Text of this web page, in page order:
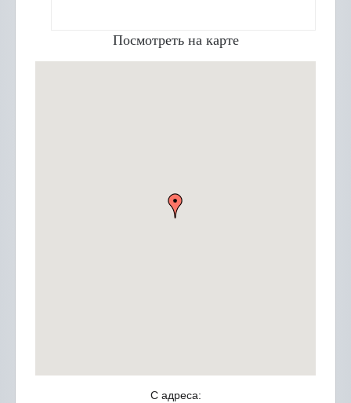
Посмотреть на карте
С адреса: